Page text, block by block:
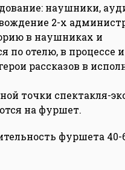
наушники,
2-х
в наушниках и
по отелю, в процессе
рассказов в
точки спектакля-
на фуршет.
фуршета 40-